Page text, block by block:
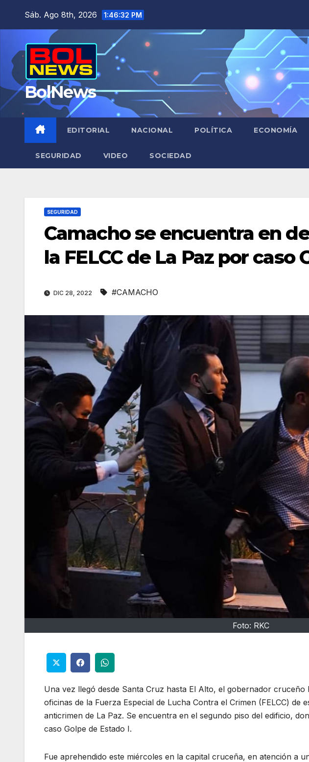
Sáb. Ago 8th, 2026 1:46:33 PM
BolNews
EDITORIAL NACIONAL POLÍTICA ECONOMÍA
SEGURIDAD VIDEO SOCIEDAD
SEGURIDAD
Camacho se encuentra en
la FELCC de La Paz por caso
DIC 28, 2022 #CAMACHO
Foto: RKC
Una vez llegó desde Santa Cruz hasta El Alto, el gobernador
oficinas de la Fuerza Especial de Lucha Contra el Crimen (FELCC) de
anticrimen de La Paz. Se encuentra en el segundo piso del edificio,
caso Golpe de Estado I.
Fue aprehendido este miércoles en la capital cruceña, en atención a